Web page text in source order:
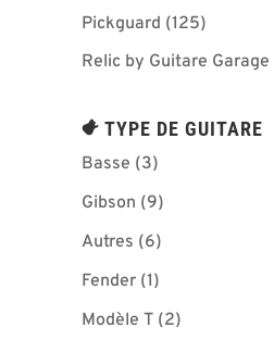
Pickguard (125)
Relic by Guitare Garage
TYPE DE GUITARE
Basse (3)
Gibson (9)
Autres (6)
Fender (1)
Modèle T (2)